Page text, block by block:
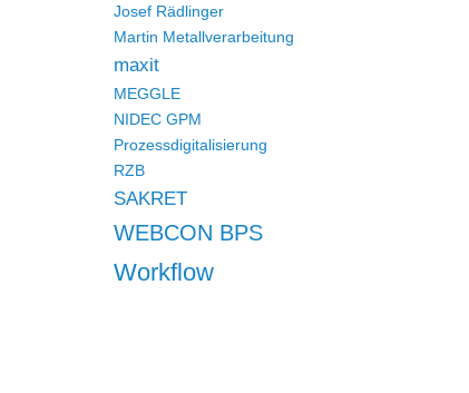
Josef Rädlinger
Martin Metallverarbeitung
maxit
MEGGLE
NIDEC GPM
Prozessdigitalisierung
RZB
SAKRET
WEBCON BPS
Workflow